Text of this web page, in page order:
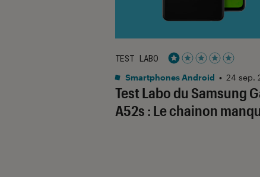
Test Labo du Samsung
A52s : Le chainon
TEST LABO
Noté 1 étoiles sur 5
Smartphones Android • 24 sep.